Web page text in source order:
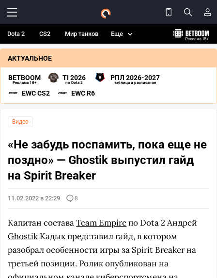
Dota 2 CS2 Мир танков Еще
АКТУАЛЬНОЕ
BETBOOM
Реклама 18+
TI 2026
по Dota 2
РПЛ 2026-2027
таблица и расписание
EWC CS2 EWC R6
Видео
«Не забудь поспамить, пока еще не
поздно» — Ghostik выпустил гайд
на Spirit Breaker
11.02.2022 в 22:29 8
Капитан составаTeam Empireпо Dota 2 Андрей
Ghostik Кадык представил гайд, в котором
разобрал особенности игры за Spirit Breaker на
третьей позиции. Ролик опубликован на